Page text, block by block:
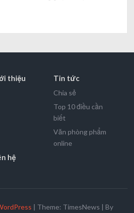
thiệu Tin tức
Chia sẻ
Top 10 điều cần
biết
Văn phòng phẩm
online
hệ
| Theme: TimesNews | By